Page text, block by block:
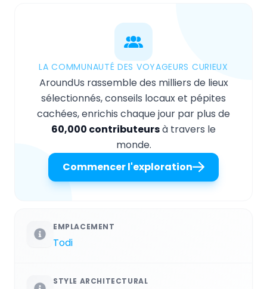
LA COMMUNAUTÉ DES VOYAGEURS CURIEUX
AroundUs rassemble des milliers de lieux
sélectionnés, conseils locaux et pépites
cachées, enrichis chaque jour par plus de
60,000 contributeursà travers le
monde.
Commencer l'exploration
EMPLACEMENT
Todi
STYLE ARCHITECTURAL